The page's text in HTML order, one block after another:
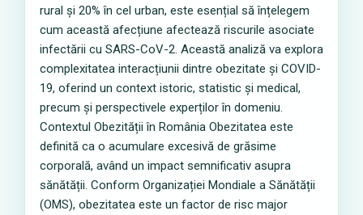
rural și 20% în cel urban, este esențial să înțelegem
cum această afecțiune afectează riscurile asociate
infectării cu SARS-CoV-2. Această analiză va explora
complexitatea interacțiunii dintre obezitate și COVID-
19, oferind un context istoric, statistic și medical,
precum și perspectivele experților în domeniu.
Contextul Obezității în România Obezitatea este
definită ca o acumulare excesivă de grăsime
corporală, având un impact semnificativ asupra
sănătății. Conform Organizației Mondiale a Sănătății
(OMS), obezitatea este un factor de risc major